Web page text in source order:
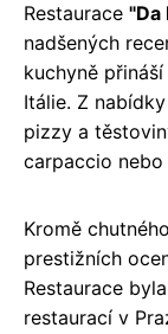
Restaurace "Da
nadšených
kuchyně
Itálie. Z
pizzy a
carpaccio
Kromě
prestižních
Restaurace
restaurací v